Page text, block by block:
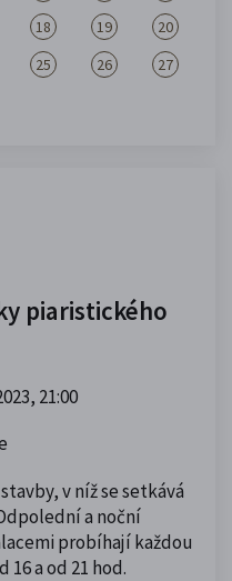
18 19
20
25 26
27
piaristického
21:00
v níž se setkává
a noční
probíhají každou
a od 21 hod.